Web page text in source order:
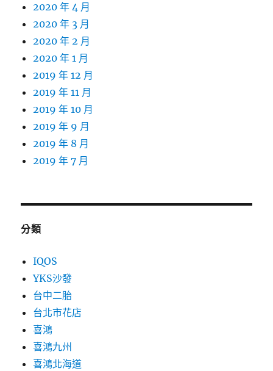
2020 年 4 月
2020 年 3 月
2020 年 2 月
2020 年 1 月
2019 年 12 月
2019 年 11 月
2019 年 10 月
2019 年 9 月
2019 年 8 月
2019 年 7 月
分類
IQOS
YKS沙發
台中二胎
台北市花店
喜鴻
喜鴻九州
喜鴻北海道